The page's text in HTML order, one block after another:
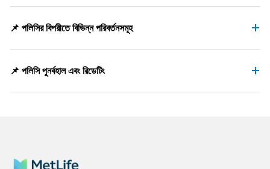
📌 পলিসির বিপরীতে বিভিন্ন পরিবর্তনসমূহ
📌 পলিসি পুনর্বহাল এবং রিডেটিং